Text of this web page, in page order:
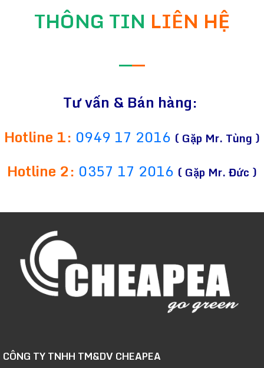
THÔNG TIN LIÊN HỆ
——
Tư vấn & Bán hàng:
Hotline 1: 0949 17 2016 ( Gặp Mr. Tùng )
Hotline 2: 0357 17 2016 ( Gặp Mr. Đức )
CÔNG TY TNHH TM&DV CHEAPEA